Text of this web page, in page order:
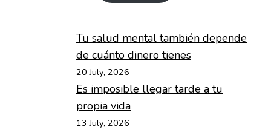
Tu salud mental también depende
de cuánto dinero tienes
20 July, 2026
Es imposible llegar tarde a tu
propia vida
13 July, 2026